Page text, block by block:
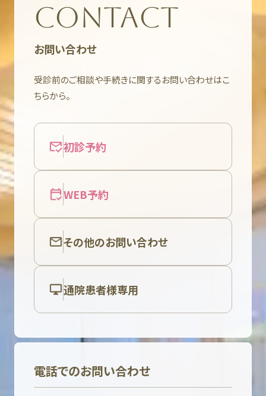
CONTACT
お問い合わせ
受診前のご相談や手続きに関するお問い合わせはこ
ちらから。
初診予約
WEB予約
その他のお問い合わせ
通院患者様専用
電話でのお問い合わせ